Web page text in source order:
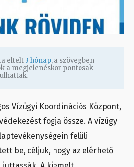
eltelt 3 hónap, a szövegben
a megjelenéskor pontosak
Vízügyi Koordinációs Központ,
fogja össze. A vízügy
felüli
be, céljuk, hogy az elérhető